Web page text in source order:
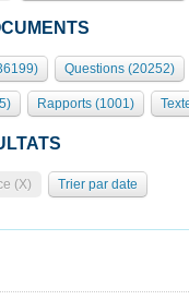
Questions (20252)
Rapports (1001)
(X) Trier par date